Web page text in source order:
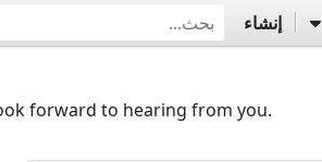
إنشاء
forward to hearing from you.